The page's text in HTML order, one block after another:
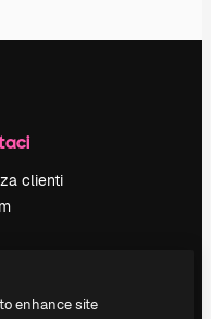
clienti
enhance site